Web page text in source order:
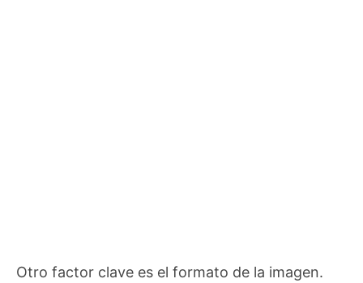
Otro factor clave es el formato de la imagen.